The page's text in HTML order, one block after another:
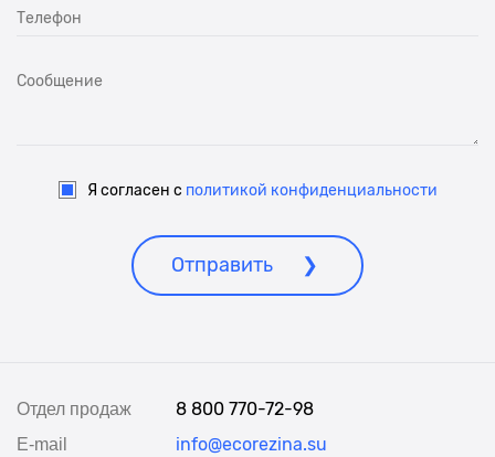
Я согласен с политикой конфиденциальности
Отправить
Отдел продаж 8 800 770-72-98
E-mail info@ecorezina.su